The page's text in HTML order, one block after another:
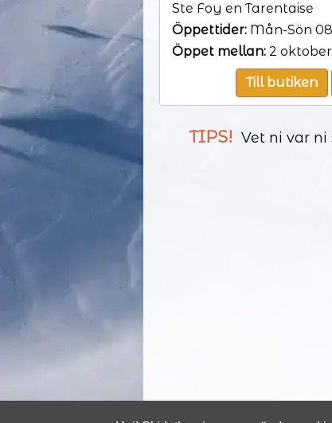
Ste Foy en Tarentaise
Öppettider: Mån-Sön
Öppet mellan: 2
Till butiken
TIPS! Vet ni var